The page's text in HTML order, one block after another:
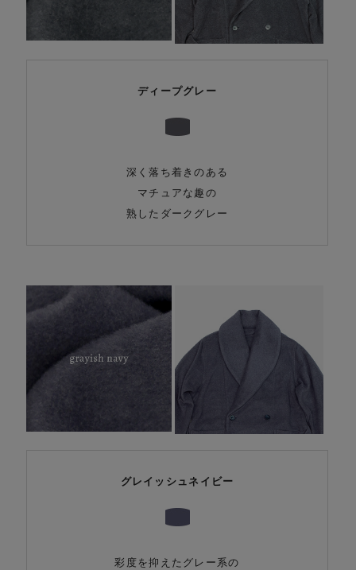
ディープグレー
深く落ち着きのある
マチュアな趣の
熟したダークグレー
グレイッシュネイビー
彩度を抑えたグレー系の